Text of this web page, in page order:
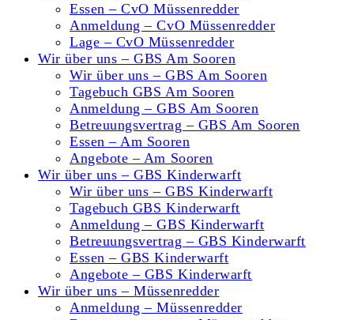
Essen – CvO Müssenredder
Anmeldung – CvO Müssenredder
Lage – CvO Müssenredder
Wir über uns – GBS Am Sooren
Wir über uns – GBS Am Sooren
Tagebuch GBS Am Sooren
Anmeldung – GBS Am Sooren
Betreuungsvertrag – GBS Am Sooren
Essen – Am Sooren
Angebote – Am Sooren
Wir über uns – GBS Kinderwarft
Wir über uns – GBS Kinderwarft
Tagebuch GBS Kinderwarft
Anmeldung – GBS Kinderwarft
Betreuungsvertrag – GBS Kinderwarft
Essen – GBS Kinderwarft
Angebote – GBS Kinderwarft
Wir über uns – Müssenredder
Anmeldung – Müssenredder